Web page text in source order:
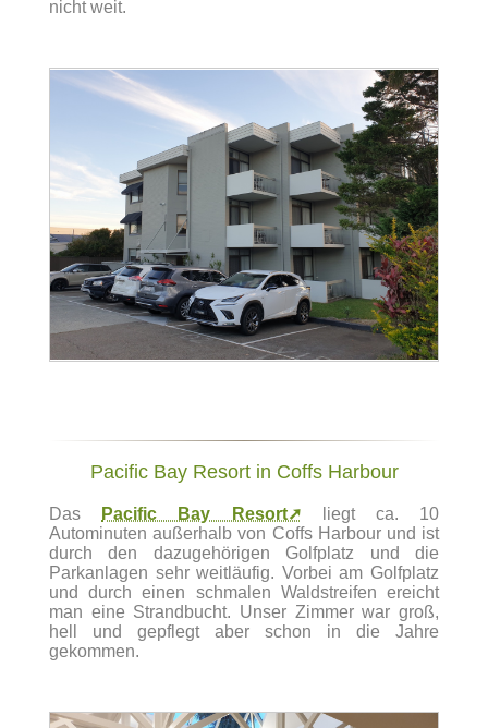
nicht weit.
Pacific Bay Resort in Coffs Harbour
Das Pacific Bay Resort➚ liegt ca. 10
Autominuten außerhalb von Coffs Harbour und ist
durch den dazugehörigen Golfplatz und die
Parkanlagen sehr weitläufig. Vorbei am Golfplatz
und durch einen schmalen Waldstreifen ereicht
man eine Strandbucht. Unser Zimmer war groß,
hell und gepflegt aber schon in die Jahre
gekommen.